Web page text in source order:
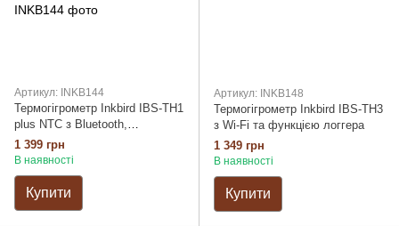
Артикул: INKB144
Термогігрометр Inkbird IBS-TH1
plus NTC з Bluetooth,
дисплеєм, виносним сухим
датчиком та функцією логгера
1 399 грн
В наявності
Купити
Артикул: INKB148
Термогігрометр Inkbird IBS-TH3
з Wi-Fi та функцією логгера
1 349 грн
В наявності
Купити